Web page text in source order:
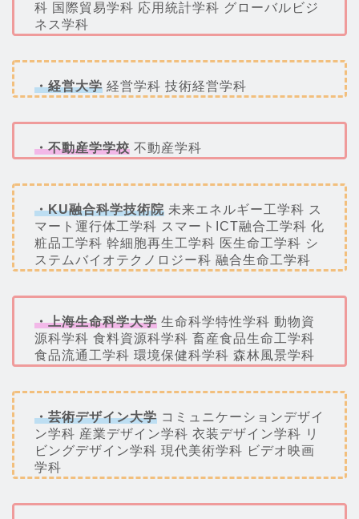
科 国際貿易学科 応用統計学科 グローバルビジ
ネス学科
・経営大学 経営学科 技術経営学科
・不動産学学校 不動産学科
・KU融合科学技術院 未来エネルギー工学科 ス
マート運行体工学科 スマートICT融合工学科 化
粧品工学科 幹細胞再生工学科 医生命工学科 シ
ステムバイオテクノロジー科 融合生命工学科
・上海生命科学大学 生命科学特性学科 動物資
源科学科 食料資源科学科 畜産食品生命工学科
食品流通工学科 環境保健科学科 森林風景学科
・芸術デザイン大学 コミュニケーションデザイ
ン学科 産業デザイン学科 衣装デザイン学科 リ
ビングデザイン学科 現代美術学科 ビデオ映画
学科